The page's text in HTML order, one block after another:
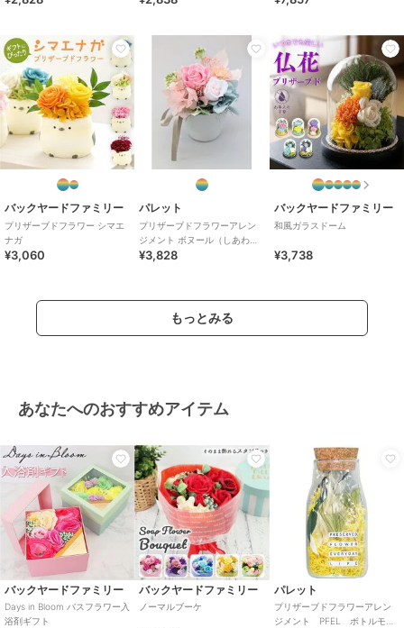
バックヤードファミリー
プリザーブドフラワー シマエ
ナガ
¥3,060
パレット
プリザーブドフラワーアレン
ジメント ボヌール（しあわ
せ） ピンク
¥3,828
バックヤードファミリー
和風ガラスドーム
¥3,738
もっとみる
あなたへのおすすめアイテム
バックヤードファミリー
Days in Bloom バスフラワー入
浴剤ギフト
バックヤードファミリー
ノーマルブーケ
パレット
プリザーブドフラワーアレン
ジメント PFEL ボトルモ